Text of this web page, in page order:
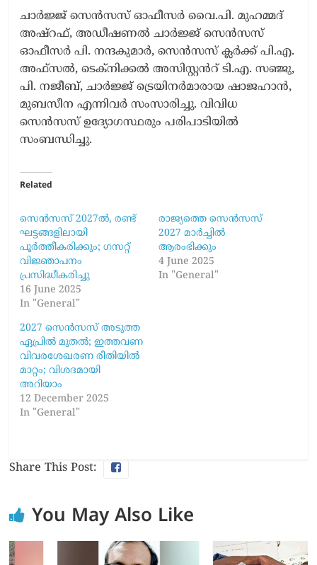
ചാർജ്ജ് സെൻസസ് ഓഫീസർ വൈ.പി. മുഹമ്മദ്
അഷ്റഫ്, അഡീഷണൽ ചാർജ്ജ് സെൻസസ്
ഓഫീസർ പി. നന്ദകുമാർ, സെൻസസ് ക്ലർക്ക് പി.എ.
അഫ്സൽ, ടെക്നിക്കൽ അസിസ്റ്റൻറ് ടി.എ. സഞ്ജു,
പി. നജീബ്, ചാർജ്ജ് ട്രെയിനർമാരായ ഷാജഹാൻ,
മുബസീന എന്നിവർ സംസാരിച്ചു. വിവിധ
സെൻസസ് ഉദ്യോഗസ്ഥരും പരിപാടിയിൽ
സംബന്ധിച്ചു.
Related
സെൻസസ് 2027ൽ, രണ്ട്
ഘട്ടങ്ങളിലായി
പൂർത്തീകരിക്കും; ഗസറ്റ്
വിജ്ഞാപനം
പ്രസിദ്ധീകരിച്ചു
16 June 2025
In "General"
രാജ്യത്തെ സെൻസസ്
2027 മാർച്ചിൽ
ആരംഭിക്കും
4 June 2025
In "General"
2027 സെൻസസ് അടുത്ത
ഏപ്രിൽ മുതൽ; ഇത്തവണ
വിവരശേഖരണ രീതിയിൽ
മാറ്റം; വിശദമായി
അറിയാം
12 December 2025
In "General"
Share This Post:
You May Also Like